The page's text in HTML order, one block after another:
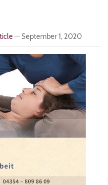
— September 1, 2020